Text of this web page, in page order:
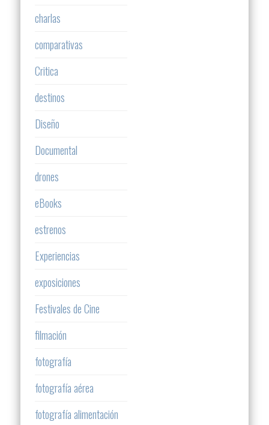
charlas
comparativas
Critica
destinos
Diseño
Documental
drones
eBooks
estrenos
Experiencias
exposiciones
Festivales de Cine
filmación
fotografía
fotografía aérea
fotografía alimentación